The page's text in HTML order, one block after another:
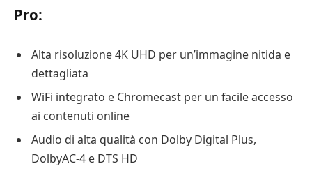
Pro:
Alta risoluzione 4K UHD per un’immagine nitida e
dettagliata
WiFi integrato e Chromecast per un facile accesso
ai contenuti online
Audio di alta qualità con Dolby Digital Plus,
DolbyAC-4 e DTS HD